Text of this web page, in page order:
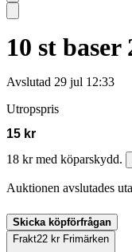
10 st
Avslutad 29 jul 12:33
Utropspris
15 kr
18 kr med köparskydd.
Auktionen avslutades
Skicka köpförfrågan
Frakt22 kr Frimärken